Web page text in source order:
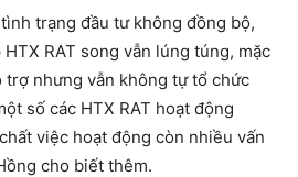
trạng đầu tư không đồng bộ,
RAT song vẫn lúng túng, mặc
trợ nhưng vẫn không tự tổ chức
số các HTX RAT hoạt động
việc hoạt động còn nhiều vấn
cho biết thêm.